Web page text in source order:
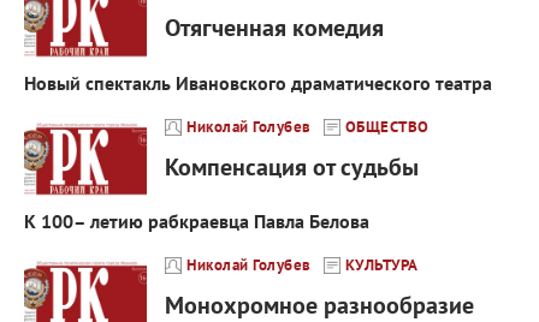
Отягченная комедия
Новый спектакль Ивановского драматического театра
Николай Голубев ОБЩЕСТВО
Компенсация от судьбы
К 100– летию рабкраевца Павла Белова
Николай Голубев КУЛЬТУРА
Монохромное разнообразие